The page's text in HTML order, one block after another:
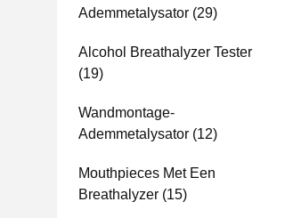
Ademmetalysator (29)
Alcohol Breathalyzer Tester
(19)
Wandmontage-
Ademmetalysator (12)
Mouthpieces Met Een
Breathalyzer (15)